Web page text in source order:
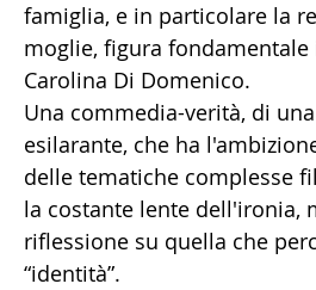
famiglia, e in particolare la
moglie, figura
Carolina Di Domenico.
Una commedia-verità, di
esilarante, che ha
delle tematiche complesse
la costante lente dell'ironia,
riflessione su quella che
“identità”.